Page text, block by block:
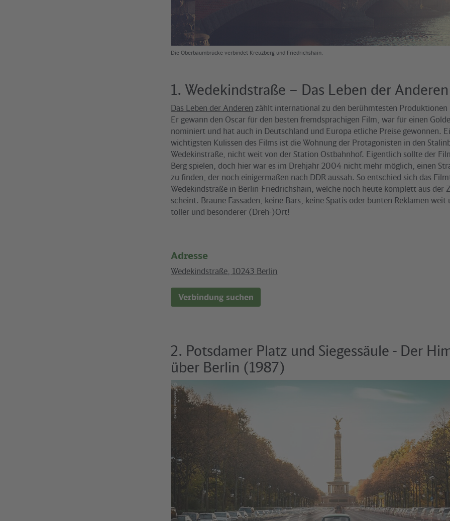
Die Oberbaumbrücke verbindet Kreuzberg und Friedrichshain.
1. Wedekindstraße – Das Leben der
Das Leben der Anderen zählt international zu den berühmtesten Produktionen
Er gewann den Oscar für den besten fremdsprachigen Film, war für einen
nominiert und hat auch in Deutschland und Europa etliche Preise gewonnen.
wichtigsten Kulissen des Films ist die Wohnung der Protagonisten in den
Wedekinstraße, nicht weit von der Station Ostbahnhof. Eigentlich sollte der
Berg spielen, doch hier war es im Drehjahr 2004 nicht mehr möglich, einen
zu finden, der noch einigermaßen nach DDR aussah. So entschied sich das
Wedekindstraße in Berlin-Friedrichshain, welche noch heute komplett aus der
scheint. Braune Fassaden, keine Bars, keine Spätis oder bunten Reklamen
toller und besonderer (Dreh-)Ort!
Adresse
Wedekindstraße, 10243 Berlin
Verbindung suchen
2. Potsdamer Platz und Siegessäule - Der
über Berlin (1987)
Franziska Nauck